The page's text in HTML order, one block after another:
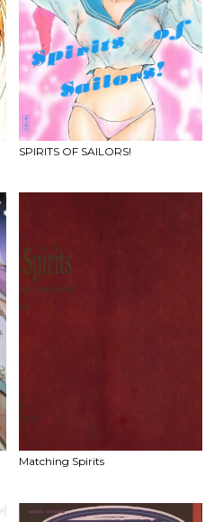
SPIRITS OF SAILORS!
Matching Spirits